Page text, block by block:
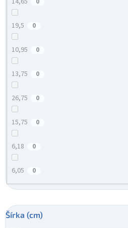
19,5 0
10,95 0
13,75 0
26,75 0
15,75 0
6,18 0
6,05 0
Šírka (cm)